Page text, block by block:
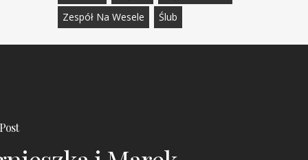
Zespół Na Wesele
Ślub